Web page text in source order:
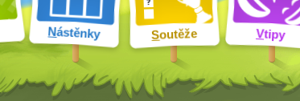
Nástěnky Soutěže Vtipy